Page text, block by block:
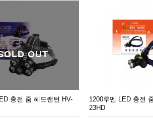
OUT
충전 줌 헤드랜턴 HV-
1200루멘 LED 충전
23HD